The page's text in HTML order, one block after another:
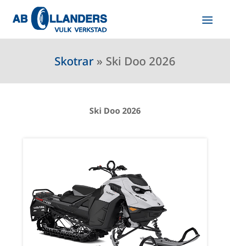
Skotrar» Ski Doo 2026
Ski Doo 2026